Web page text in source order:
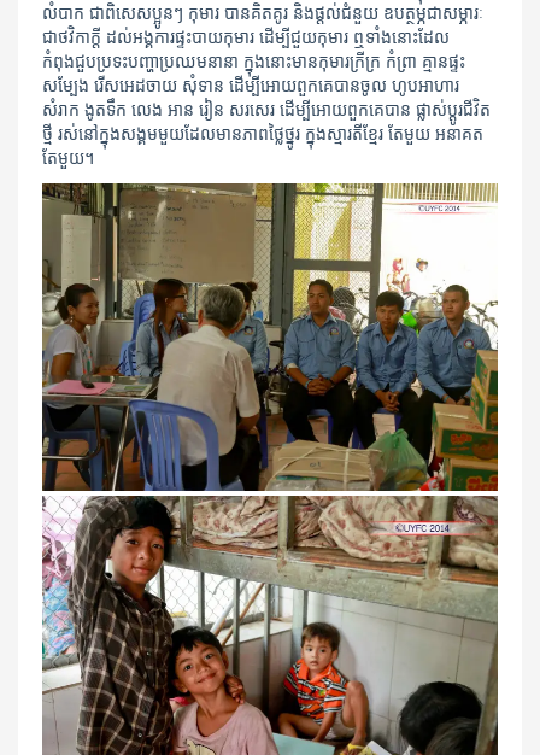
លំបាក ជាពិសេសប្អូនៗ កុមារ បានគិតគូរ និងផ្តល់ជំនួយ ឧបត្ថម្ភជាសម្ភារៈ
ជាថវិកាក្តី ដល់អង្គការផ្ទះបាយកុមារ ដើម្បីជួយកុមារ ឮទាំងនោះដែល
កំពុងជួបប្រទះបញ្ហាប្រឈមនានា ក្នុងនោះមានកុមារក្រីក្រ កំព្រា គ្មានផ្ទះ
សម្បែង រើសអេដចាយ សុំទាន ដើម្បីអោយពួកគេបានចូល ហូបអាហារ
សំរាក ងូតទឹក លេង អាន រៀន សរសេរ ដើម្បីអោយពួកគេបាន ផ្លាស់ប្តូរជីវិត
ថ្មី រស់នៅក្នុងសង្គមមួយដែលមានភាពថ្លៃថ្នូរ ក្នុងស្មារតីខ្មែរ តែមួយ អនាគត
តែមួយ។